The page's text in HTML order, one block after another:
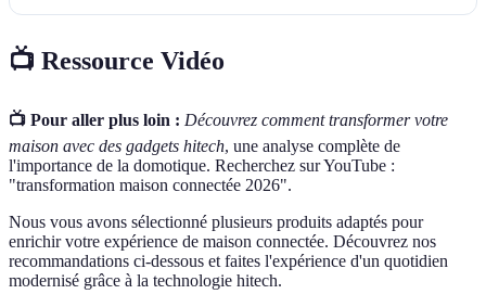
📺 Ressource Vidéo
📺 Pour aller plus loin : Découvrez comment transformer votre
maison avec des gadgets hitech, une analyse complète de
l'importance de la domotique. Recherchez sur YouTube :
"transformation maison connectée 2026".
Nous vous avons sélectionné plusieurs produits adaptés pour
enrichir votre expérience de maison connectée. Découvrez nos
recommandations ci-dessous et faites l'expérience d'un quotidien
modernisé grâce à la technologie hitech.